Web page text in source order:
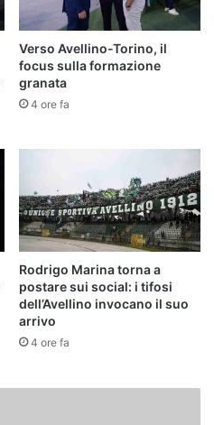
Verso Avellino-Torino, il
focus sulla formazione
granata
4 ore fa
Rodrigo Marina torna a
postare sui social: i tifosi
dell’Avellino invocano il suo
arrivo
4 ore fa